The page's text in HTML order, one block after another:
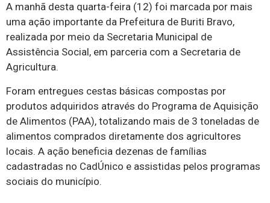
A manhã desta quarta-feira (12) foi marcada por mais
uma ação importante da Prefeitura de Buriti Bravo,
realizada por meio da Secretaria Municipal de
Assistência Social, em parceria com a Secretaria de
Agricultura.
Foram entregues cestas básicas compostas por
produtos adquiridos através do Programa de Aquisição
de Alimentos (PAA), totalizando mais de 3 toneladas de
alimentos comprados diretamente dos agricultores
locais. A ação beneficia dezenas de famílias
cadastradas no CadÚnico e assistidas pelos programas
sociais do município.